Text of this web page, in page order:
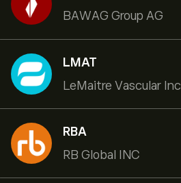
BAWAG Group AG
LMAT
LeMaitre Vascular Inc
RBA
RB Global INC